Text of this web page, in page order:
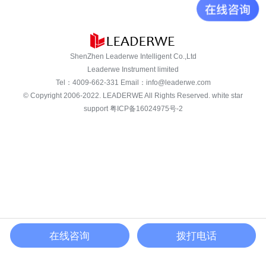
ShenZhen Leaderwe Intelligent Co.,Ltd
Leaderwe Instrument limited
Tel： 4009-662-331 Email： info@leaderwe.com
© Copyright 2006-2022. LEADERWEAll Rights Reserved. white star
support 粤ICP备16024975号-2
在线咨询 拨打电话